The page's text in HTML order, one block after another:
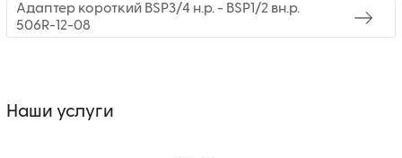
Адаптер короткий BSP3/4 н.р. - BSP1/2 вн.р.
506R-12-08
Наши услуги